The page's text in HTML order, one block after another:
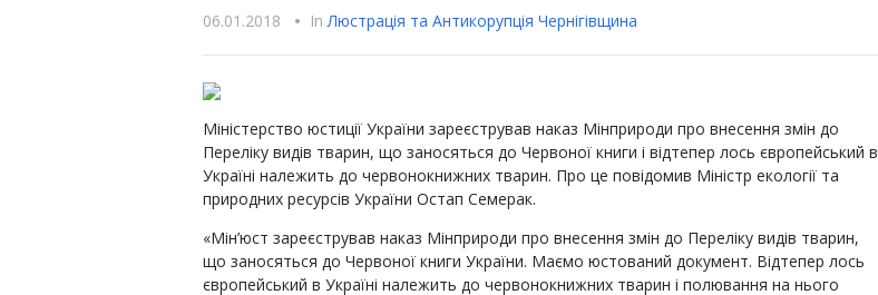
06.01.2018 • InЛюстрацiя та Антикорупцiя Чернігівщина
Міністерство юстиції України зареєстрував наказ Мінприроди про внесення змін до
Переліку видів тварин, що заносяться до Червоної книги і відтепер лось європейський в
Україні належить до червонокнижних тварин. Про це повідомив Міністр екології та
природних ресурсів України Остап Семерак.
«Мін’юст зареєстрував наказ Мінприроди про внесення змін до Переліку видів тварин,
що заносяться до Червоної книги України. Маємо юстований документ. Відтепер лось
європейський в Україні належить до червонокнижних тварин і полювання на нього